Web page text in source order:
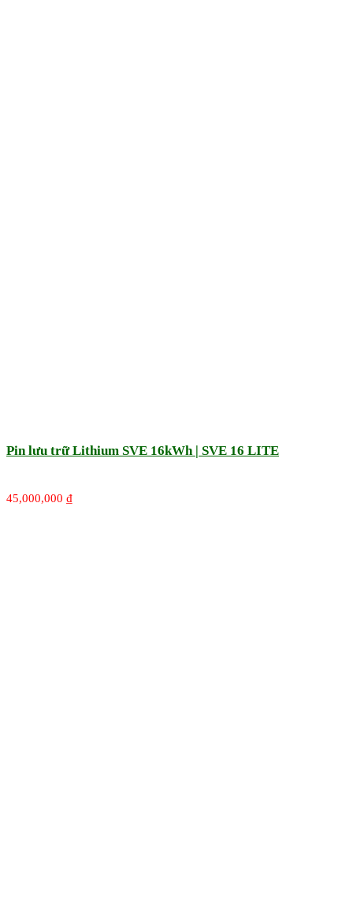
Pin lưu trữ Lithium SVE 16kWh | SVE 16 LITE
45,000,000 ₫